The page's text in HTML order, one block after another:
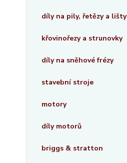
díly na pily, řetězy a lišty
křovinořezy a strunovky
díly na sněhové frézy
stavební stroje
motory
díly motorů
briggs & stratton